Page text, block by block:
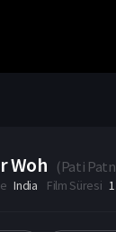
Woh (Pati
India Film Süresi